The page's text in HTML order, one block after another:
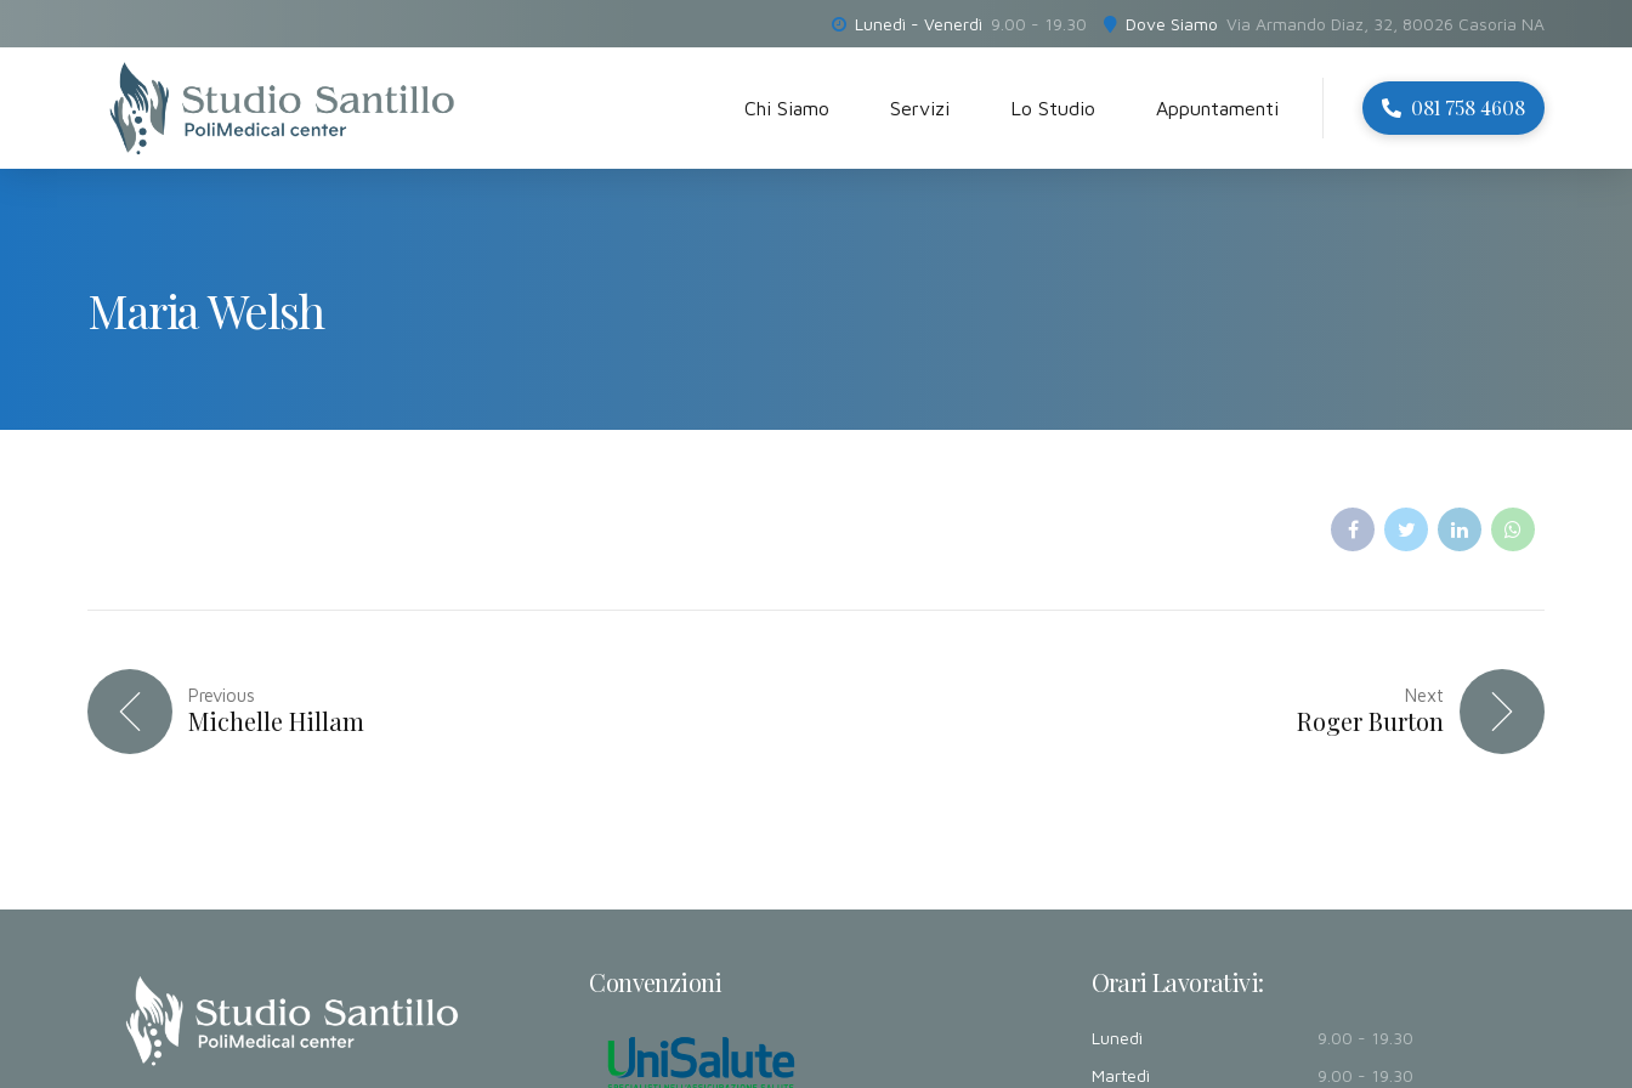
Lunedì - Venerdì 9.00 - 19.30 Dove Siamo Via Armando Diaz, 32, 80026 Casoria NA
081 758 4608
Chi Siamo Servizi Lo Studio Appuntamenti
Maria Welsh
Previous
Michelle Hillam
Next
Roger Burton
Convenzioni Orari Lavorativi:
Lunedì
9.00 - 19.30
Martedì
9.00 - 19.30